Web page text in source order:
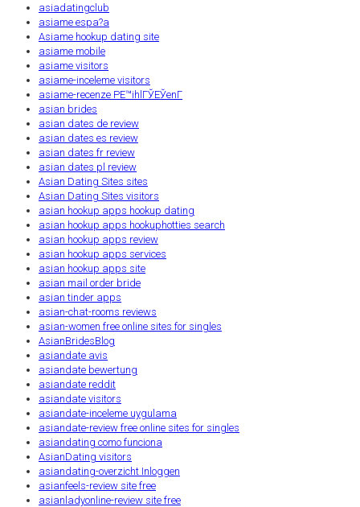
asiadatingclub
asiame espa?a
Asiame hookup dating site
asiame mobile
asiame visitors
asiame-inceleme visitors
asiame-recenze PЕ™ihlГЎЕЎenГ­
asian brides
asian dates de review
asian dates es review
asian dates fr review
asian dates pl review
Asian Dating Sites sites
Asian Dating Sites visitors
asian hookup apps hookup dating
asian hookup apps hookuphotties search
asian hookup apps review
asian hookup apps services
asian hookup apps site
asian mail order bride
asian tinder apps
asian-chat-rooms reviews
asian-women free online sites for singles
AsianBridesBlog
asiandate avis
asiandate bewertung
asiandate reddit
asiandate visitors
asiandate-inceleme uygulama
asiandate-review free online sites for singles
asiandating como funciona
AsianDating visitors
asiandating-overzicht Inloggen
asianfeels-review site free
asianladyonline-review site free